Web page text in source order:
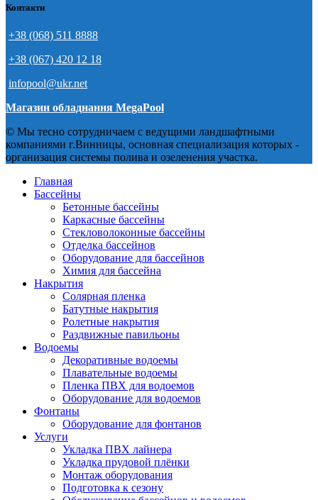
Контакти
+38 (068) 511 8888
+38 (067) 420 12 18
infopool@ukr.net
Магазин обладнання MegaPool
© Мы тесно сотрудничаем с ведущими ландшафтными
компаниями г.Винницы, основная специализация которых -
организация системы полива и озеленения участка.
Главная
Бассейны
Бетонные бассейны
Каркасные бассейны
Стекловолоконные бассейны
Отделка бассейнов
Оборудование для бассейнов
Химия для бассейна
Накрытия
Солярная пленка
Батутные накрытия
Ролетные накрытия
Раздвижные павильоны
Водоемы
Декоративные водоемы
Плавательные водоемы
Пленка ПВХ для водоемов
Оборудование для водоемов
Фонтаны
Оборудование для фонтанов
Услуги
Укладка ПВХ лайнера
Укладка прудовой плёнки
Монтаж оборудования
Подготовка к сезону